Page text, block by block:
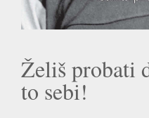
Želiš probati
to sebi!